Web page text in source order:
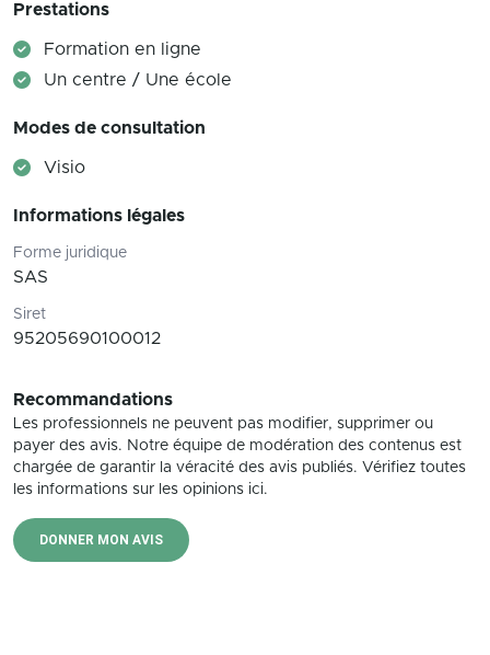
Prestations
Formation en ligne
Un centre / Une école
Modes de consultation
Visio
Informations légales
Forme juridique
SAS
Siret
95205690100012
Recommandations
Les professionnels ne peuvent pas modifier, supprimer ou
payer des avis. Notre équipe de modération des contenus est
chargée de garantir la véracité des avis publiés. Vérifiez toutes
les informations sur les opinions ici.
DONNER MON AVIS